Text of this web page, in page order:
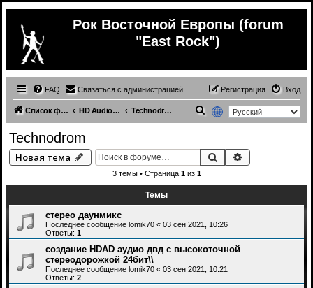
Рок Восточной Европы (forum
"East Rock")
FAQ Связаться с администрацией Вход
Регистрация
Список форумов HD Audio и Многоканальная Музыка Technodrom
с
Technodrom
Новая тема Поиск
3 темы • Страница 1из 1
Темы
стерео даунмикс
Последнее сообщение lomik70 « 03 сен 2021, 10:26
Ответы: 1
создание HDAD аудио двд с высокоточной
стереодорожкой 24бит\\
Последнее сообщение lomik70 « 03 сен 2021, 10:21
Ответы: 2